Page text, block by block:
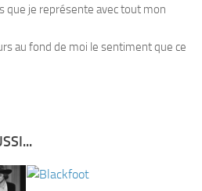
que je représente avec tout mon
au fond de moi le sentiment que ce